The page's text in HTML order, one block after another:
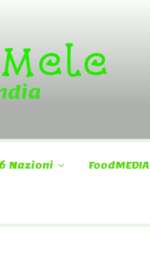
Nazioni FoodMEDIA